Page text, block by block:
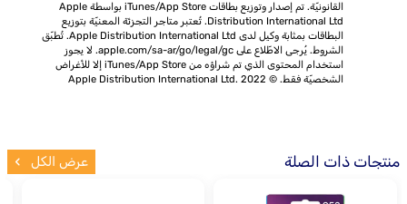
القانونيّة. تم إصدار وتوزيع بطاقات iTunes/App Store بواسطة Apple
Distribution International Ltd. تُعتبر متاجر التجزئة المعنيّة بتوزيع
البطاقات بمثابة وكيل لدى Apple Distribution International Ltd. تُطبّق
الشروط. يُرجى الاطّلاع على apple.com/sa-ar/go/legal/gc. لا يجوز
استخدام المحتوى الذي تم شراؤه من iTunes/App Store إلا للأغراض
الشخصيّة فقط. © Apple Distribution International Ltd. 2022
منتجات ذات الصلة عرض الكل